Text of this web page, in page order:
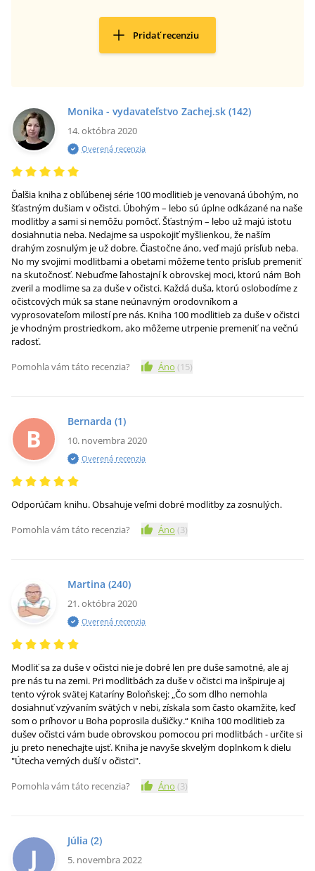
Pridať recenziu
Monika - vydavateľstvo Zachej.sk (142)
14. októbra 2020
Overená recenzia
Ďalšia kniha z obľúbenej série 100 modlitieb je venovaná úbohým, no
šťastným dušiam v očistci. Úbohým – lebo sú úplne odkázané na naše
modlitby a sami si nemôžu pomôcť. Šťastným – lebo už majú istotu
dosiahnutia neba. Nedajme sa uspokojiť myšlienkou, že naším
drahým zosnulým je už dobre. Čiastočne áno, veď majú prísľub neba.
No my svojimi modlitbami a obetami môžeme tento prísľub premeniť
na skutočnosť. Nebuďme ľahostajní k obrovskej moci, ktorú nám Boh
zveril a modlime sa za duše v očistci. Každá duša, ktorú oslobodíme z
očistcových múk sa stane neúnavným orodovníkom a
vyprosovateľom milostí pre nás. Kniha 100 modlitieb za duše v očistci
je vhodným prostriedkom, ako môžeme utrpenie premeniť na večnú
radosť.
Pomohla vám táto recenzia?
Áno (15)
B
Bernarda (1)
10. novembra 2020
Overená recenzia
Odporúčam knihu. Obsahuje veľmi dobré modlitby za zosnulých.
Pomohla vám táto recenzia?
Áno (3)
Martina (240)
21. októbra 2020
Overená recenzia
Modliť sa za duše v očistci nie je dobré len pre duše samotné, ale aj
pre nás tu na zemi. Pri modlitbách za duše v očistci ma inšpiruje aj
tento výrok svätej Kataríny Boloňskej: „Čo som dlho nemohla
dosiahnuť vzývaním svätých v nebi, získala som často okamžite, keď
som o príhovor u Boha poprosila dušičky.“ Kniha 100 modlitieb za
dušev očistci vám bude obrovskou pomocou pri modlitbách - určite si
ju preto nenechajte ujsť. Kniha je navyše skvelým doplnkom k dielu
"Útecha verných duší v očistci".
Pomohla vám táto recenzia?
Áno (3)
J
Júlia (2)
5. novembra 2022